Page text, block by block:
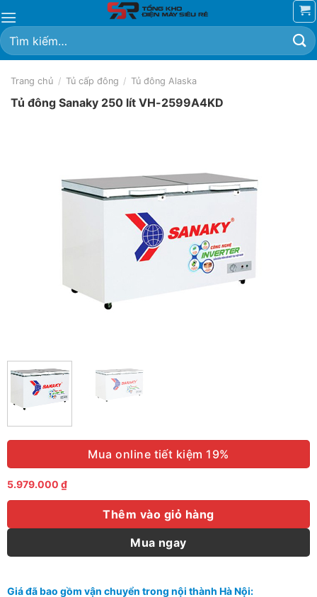
đến
nội
dung
Tìm
kiếm:
Trang chủ / Tủ cấp đông / Tủ đông Alaska
Tủ đông Sanaky 250 lít VH-2599A4KD
Mua online tiết kiệm 19%
5.979.000 ₫
Thêm vào giỏ hàng
Mua ngay
Giá đã bao gồm vận chuyển trong nội thành Hà Nội: